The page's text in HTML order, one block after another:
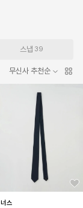
스냅 39
무신사 추천순
너스